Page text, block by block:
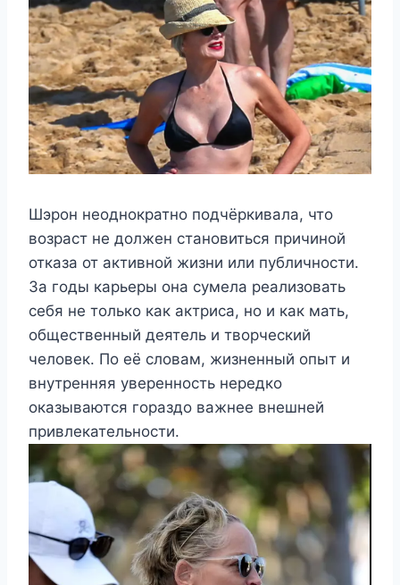
Шэрон неоднократно подчёркивала, что
возраст не должен становиться причиной
отказа от активной жизни или публичности.
За годы карьеры она сумела реализовать
себя не только как актриса, но и как мать,
общественный деятель и творческий
человек. По её словам, жизненный опыт и
внутренняя уверенность нередко
оказываются гораздо важнее внешней
привлекательности.